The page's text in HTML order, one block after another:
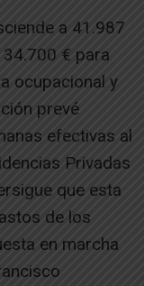
a 41.987
€ para
ocupacional y
prevé
efectivas al
Privadas
que esta
de los
en marcha